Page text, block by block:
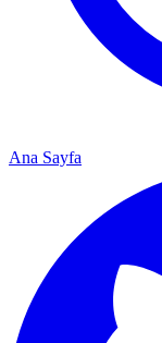
Ana Sayfa